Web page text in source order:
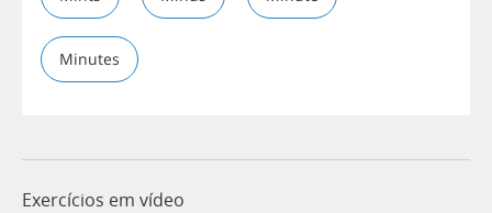
Minutes
Exercícios em vídeo